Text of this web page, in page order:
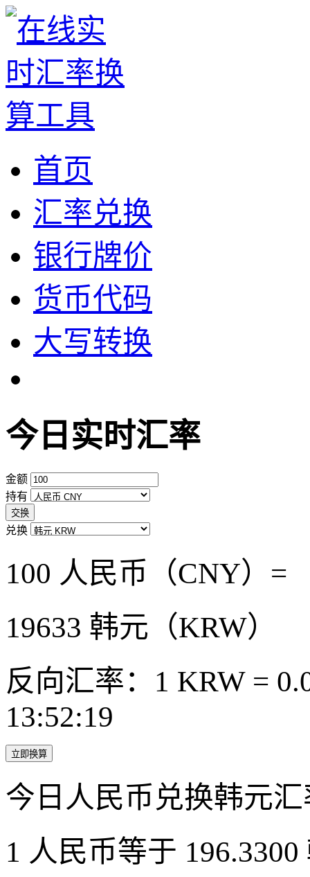
首页
汇率兑换
银行牌价
货币代码
大写转换
今日实时汇率
金额
持有
交换
兑换
100 人民币（CNY）=
19633 韩元（KRW）
反向汇率：1 KRW =
13:52:19
立即换算
今日人民币兑换韩元
1 人民币等于